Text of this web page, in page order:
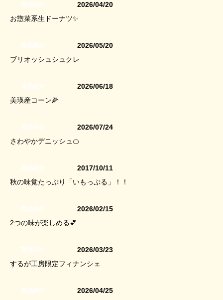
2026/04/20
お惣菜系生ドーナツ✨
2026/05/20
ブリオッシュシュクレ
2026/06/18
美瑛産コーン🌽
2026/07/24
さわやかデニッシュ🍊
2017/10/11
秋の味覚たっぷり「いもっぷる」！！
2026/02/15
2つの味が楽しめる💕
2026/03/23
するが工房限定フィナンシェ
2026/04/25